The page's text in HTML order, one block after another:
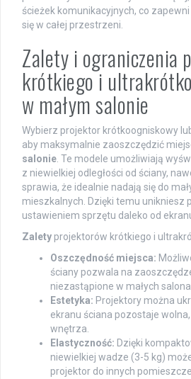
ścieżek komunikacyjnych, co
się w całej przestrzeni.
Zalety i ograniczenia
krótkiego i
w małym salonie
Wybierz projektor krótkoogniskowy
aby maksymalnie zaoszczędzić
salonie . Te modele umożliwiają
z niewielkiej odległości od ściany,
sprawia, że idealnie nadają się do
mieszkalnych. Dzięki temu unikniesz
ustawieniem sprzętu daleko od
Zalety projektorów krótkiego i
Oszczędność miejsca:
ściany pozwala na
niezastąpione w małych
Estetyka: Projektory można
ekranu ściana pozostaje
wnętrza.
Elastyczność: Dzięki
niewielkiej wadze (3-5 kg)
projektor do innych